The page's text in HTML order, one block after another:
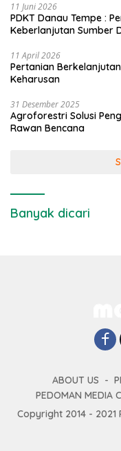
11 Juni 2026
PDKT Danau Tempe :
Keberlanjutan Sumber
11 April 2026
Pertanian
Keharusan
31 Desember 2025
Agroforestri Solusi
Rawan Bencana
Banyak dicari
ABOUT US
PEDOMAN MEDIA
Copyright 2014 - 2021